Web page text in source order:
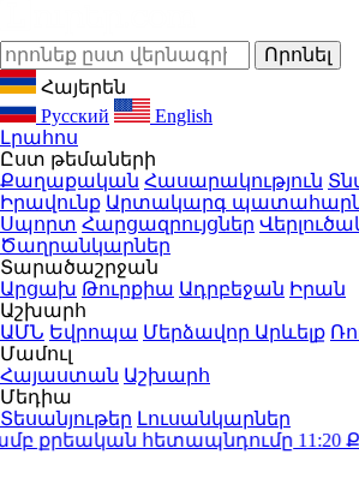
Հայերեն
Русский
English
Լրահոս
Ըստ թեմաների
Քաղաքական Հասարակություն
Իրավունք Արտակարգ
Սպորտ Հարցազրույցներ
Ծաղրանկարներ
Տարածաշրջան
Արցախ Թուրքիա Ադրբեջան Իրան
Աշխարհ
ԱՄՆ Եվրոպա Մերձավոր Արևելք
Մամուլ
Հայաստան Աշխարհ
Մեդիա
Տեսանյութեր Լուսանկարներ
քրեական հետապնդումը11:20